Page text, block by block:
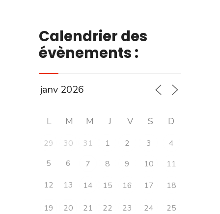
Calendrier des
évènements :
L M M J V S D
29 30 31 1 2 3
4
5
6 7 8 9 10
11
12
13 14 15 16 17 18
19 20 21 22 23 24 25